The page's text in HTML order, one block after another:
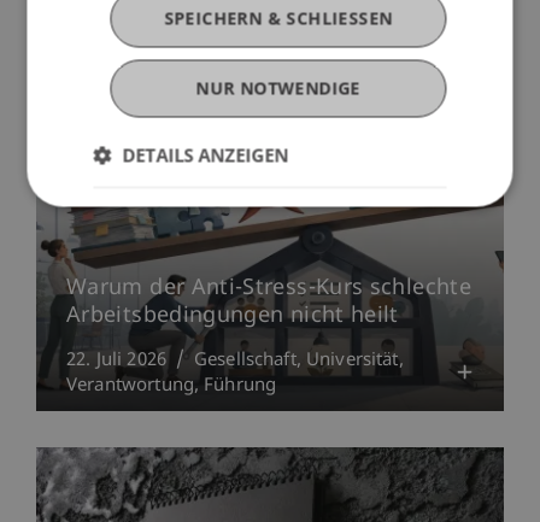
Warum der Anti-Stress-Kurs schlechte
Arbeitsbedingungen nicht heilt
22. Juli 2026 Gesellschaft Universität
Verantwortung Führung
SPEICHERN & SCHLIESSEN
NUR NOTWENDIGE
DETAILS ANZEIGEN